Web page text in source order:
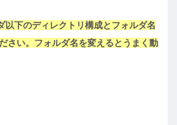
以下のディレクトリ構成とフォルダ名
さい。フォルダ名を変えるとうまく動